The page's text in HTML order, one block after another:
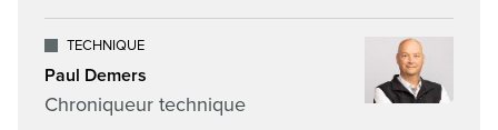
TECHNIQUE
Paul Demers
Chroniqueur technique